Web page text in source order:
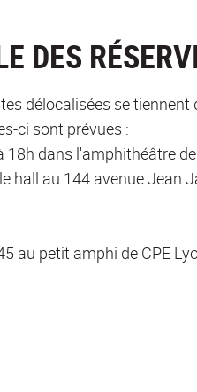
DES
délocalisées se
ci sont prévues :
18h dans l'amphithéâtre
hall au 144 avenue Jean
au petit amphi de CPE